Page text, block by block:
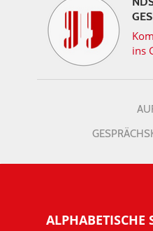
ins
ALPHABETISCHE